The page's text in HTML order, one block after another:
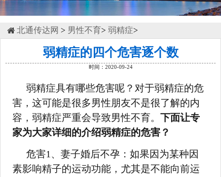
北通传达网 > 男性不育> 弱精症>
弱精症的四个危害逐个数
时间：2020-09-24
弱精症具有哪些危害呢？对于弱精症的危
害，这可能是很多男性朋友不是很了解的内
容，弱精症严重会导致男性不育。下面让专
家为大家详细的介绍弱精症的危害？
危害1、妻子婚后不孕：如果因为某种因
素影响精子的运动功能，尤其是不能向前运